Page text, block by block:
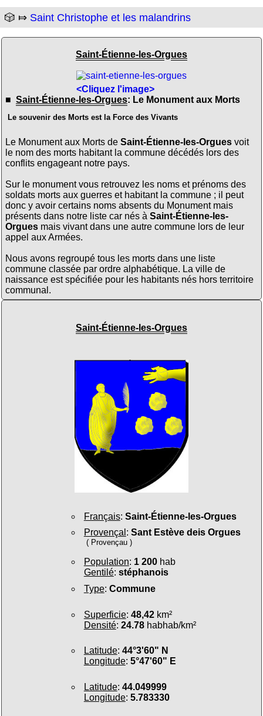
🎲 ⤇ Saint Christophe et les malandrins
Saint-Étienne-les-Orgues
<Cliquez l'image>
■ Saint-Étienne-les-Orgues: Le Monument aux Morts
Le souvenir des Morts est la Force des Vivants
Le Monument aux Morts de Saint-Étienne-les-Orguesvoit
le nom des morts habitant la commune décédés lors des
conflits engageant notre pays.
Sur le monument vous retrouvez les noms et prénoms des
soldats morts aux guerres et habitant la commune ; il peut
donc y avoir certains noms absents du Monument mais
présents dans notre liste car nés à Saint-Étienne-les-
Orguesmais vivant dans une autre commune lors de leur
appel aux Armées.
Nous avons regroupé tous les morts dans une liste
commune classée par ordre alphabétique. La ville de
naissance est spécifiée pour les habitants nés hors territoire
communal.
Saint-Étienne-les-Orgues
Français: Saint-Étienne-les-Orgues
Provençal : Sant Estève deis Orgues
( Provençau )
Population: 1 200hab
Gentilé: stéphanois
Type: Commune
Superficie: 48,42km²
Densité: 24.78habhab/km²
Latitude: 44°3'60" N
Longitude: 5°47'60" E
Latitude: 44.049999
Longitude: 5.783330